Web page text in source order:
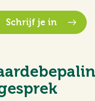
Schrijf je in